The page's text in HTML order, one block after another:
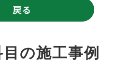
戻る
の施工事例